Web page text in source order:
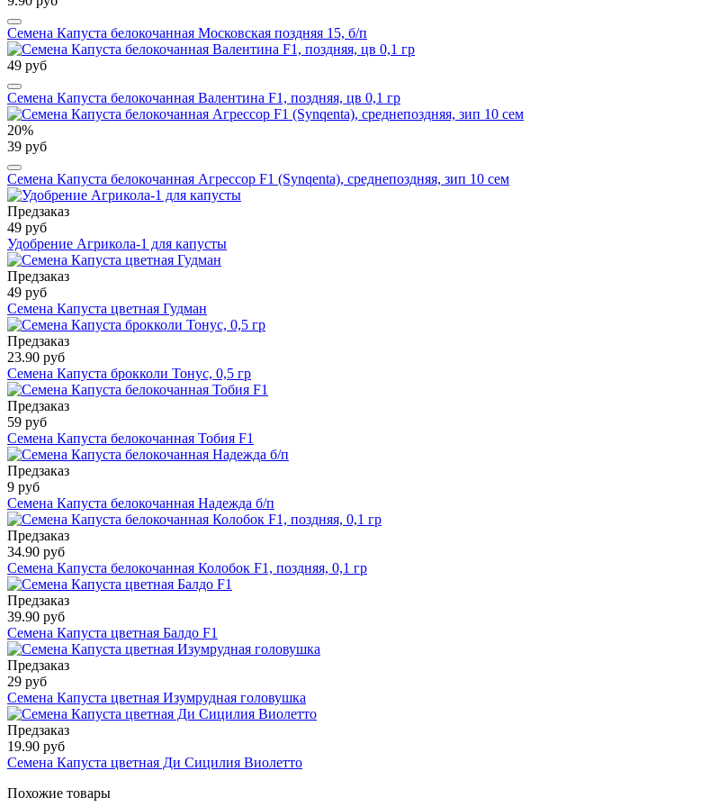
Семена Капуста белокочанная Московская поздняя 15, б/п
49 руб
Семена Капуста белокочанная Валентина F1, поздняя, цв 0,1 гр
20%
39 руб
Семена Капуста белокочанная Агрессор F1 (Synqenta), среднепоздняя, зип 10 сем
Предзаказ
49 руб
Удобрение Агрикола-1 для капусты
Предзаказ
49 руб
Семена Капуста цветная Гудман
Предзаказ
23.90 руб
Семена Капуста брокколи Тонус, 0,5 гр
Предзаказ
59 руб
Семена Капуста белокочанная Тобия F1
Предзаказ
9 руб
Семена Капуста белокочанная Надежда б/п
Предзаказ
34.90 руб
Семена Капуста белокочанная Колобок F1, поздняя, 0,1 гр
Предзаказ
39.90 руб
Семена Капуста цветная Балдо F1
Предзаказ
29 руб
Семена Капуста цветная Изумрудная головушка
Предзаказ
19.90 руб
Семена Капуста цветная Ди Сицилия Виолетто
Похожие товары